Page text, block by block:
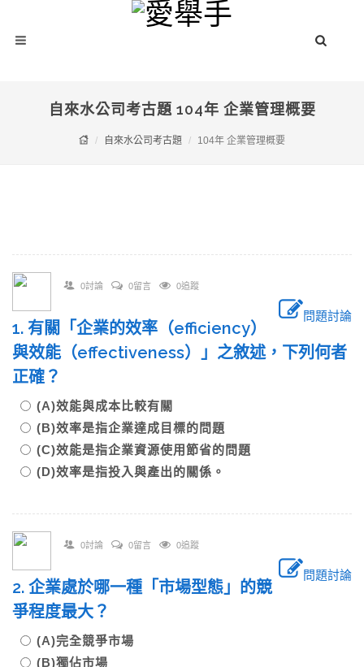
自來水公司考古題 104年 企業管理概要
自來水公司考古題 104年 企業管理概要
0討論 0留言 0追蹤
問題討論
1. 有關「企業的效率（efficiency）
與效能（effectiveness）」之敘述，下列何者
正確？
(A)效能與成本比較有關
(B)效率是指企業達成目標的問題
(C)效能是指企業資源使用節省的問題
(D)效率是指投入與產出的關係。
0討論 0留言 0追蹤
問題討論
2. 企業處於哪一種「市場型態」的競
爭程度最大？
(A)完全競爭市場
(B)獨佔市場